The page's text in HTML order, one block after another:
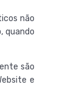
não
quando
são
e